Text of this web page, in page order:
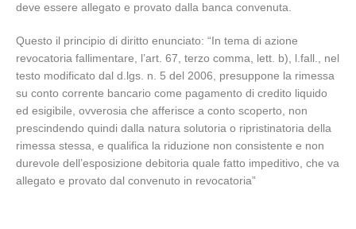
deve essere allegato e provato dalla banca convenuta.
Questo il principio di diritto enunciato: “In tema di azione
revocatoria fallimentare, l’art. 67, terzo comma, lett. b), l.fall., nel
testo modificato dal d.lgs. n. 5 del 2006, presuppone la rimessa
su conto corrente bancario come pagamento di credito liquido
ed esigibile, ovverosia che afferisce a conto scoperto, non
prescindendo quindi dalla natura solutoria o ripristinatoria della
rimessa stessa, e qualifica la riduzione non consistente e non
durevole dell’esposizione debitoria quale fatto impeditivo, che va
allegato e provato dal convenuto in revocatoria”